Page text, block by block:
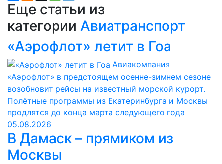
Еще статьи из
категории Авиатранспорт
«Аэрофлот» летит в Гоа
Авиакомпания
«Аэрофлот» в предстоящем осенне-зимнем сезоне
возобновит рейсы на известный морской курорт.
Полётные программы из Екатеринбурга и Москвы
продлятся до конца марта следующего года
05.08.2026
В Дамаск – прямиком из
Москвы